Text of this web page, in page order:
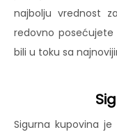
najbolju vrednost
redovno
bili u toku sa
Sigurna kupovina